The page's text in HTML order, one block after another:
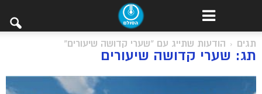
תגים הודעות שתייג עם "שערי קדושה שיעורים"
תג: שערי קדושה שיעורים